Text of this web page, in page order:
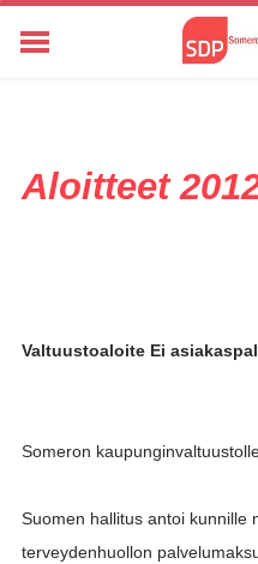
Aloitteet
Valtuustoaloite Ei
Someron
Suomen hallitus antoi kunnille
terveydenhuollon